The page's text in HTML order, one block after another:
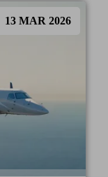
13 MAR 2026